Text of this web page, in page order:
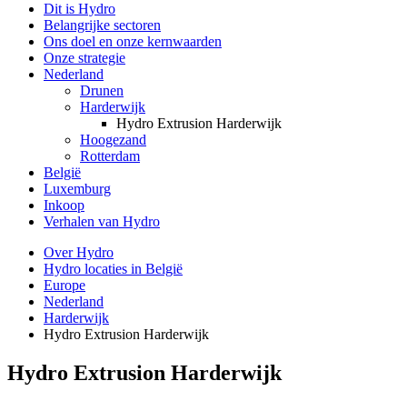
Dit is Hydro
Belangrijke sectoren
Ons doel en onze kernwaarden
Onze strategie
Nederland
Drunen
Harderwijk
Hydro Extrusion Harderwijk
Hoogezand
Rotterdam
België
Luxemburg
Inkoop
Verhalen van Hydro
Over Hydro
Hydro locaties in België
Europe
Nederland
Harderwijk
Hydro Extrusion Harderwijk
Hydro Extrusion Harderwijk